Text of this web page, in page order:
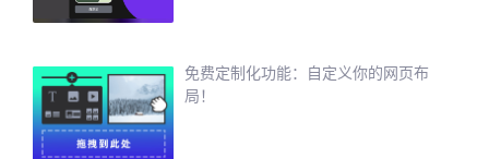
免费定制化功能：自定义你的网页布
局！